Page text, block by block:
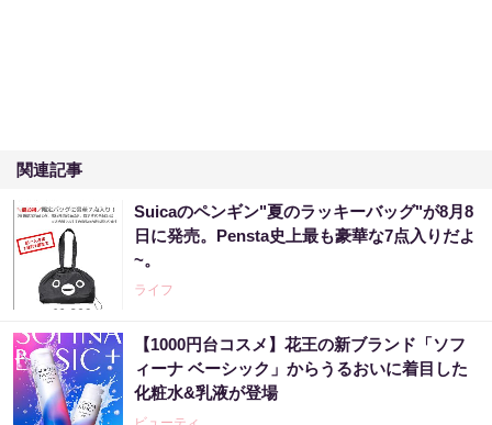
関連記事
Suicaのペンギン"夏のラッキーバッグ"が8月8
日に発売。Pensta史上最も豪華な7点入りだよ
~。
ライフ
【1000円台コスメ】花王の新ブランド「ソフ
ィーナ ベーシック」からうるおいに着目した
化粧水&乳液が登場